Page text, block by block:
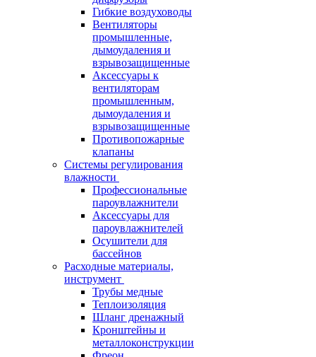
Гибкие воздуховоды
Вентиляторы
промышленные,
дымоудаления и
взрывозащищенные
Аксессуары к
вентиляторам
промышленным,
дымоудаления и
взрывозащищенные
Противопожарные
клапаны
Системы регулирования
влажности
Профессиональные
пароувлажнители
Аксессуары для
пароувлажнителей
Осушители для
бассейнов
Расходные материалы,
инструмент
Трубы медные
Теплоизоляция
Шланг дренажный
Кронштейны и
металлоконструкции